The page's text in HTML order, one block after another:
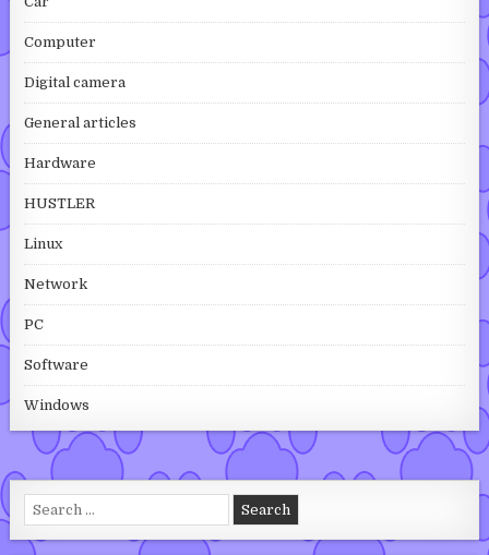
Computer
Digital camera
General articles
Hardware
HUSTLER
Linux
Network
PC
Software
Windows
Search for: